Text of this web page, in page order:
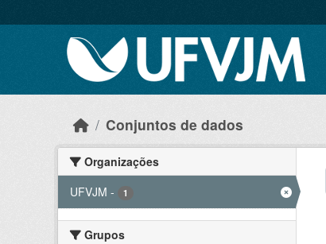
Conjuntos de dados
Organizações
UFVJM - 1
Grupos